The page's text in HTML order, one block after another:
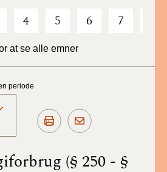
4 5 6 7
at se alle emner
(§ 250 - §
periode